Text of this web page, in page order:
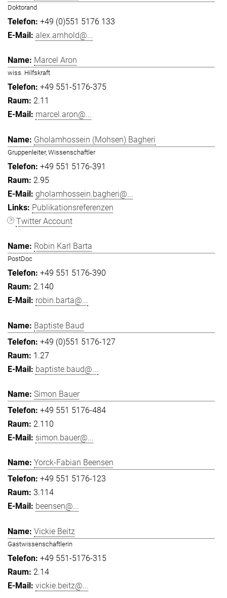
Doktorand
+49 (0)551 5176 133
alex.arnhold@...
Marcel Aron
wiss. Hilfskraft
+49 551-5176-375
2.11
marcel.aron@...
Gholamhossein (Mohsen) Bagheri
Gruppenleiter, Wissenschaftler
+49 551 5176-391
2.95
gholamhossein.bagheri@...
Publikationsreferenzen
Twitter Account
Robin Karl Barta
PostDoc
+49 551 5176-390
2.140
robin.barta@...
Baptiste Baud
+49 (0)551 5176-127
1.27
baptiste.baud@...
Simon Bauer
+49 551 5176-484
2.110
simon.bauer@...
Yorck-Fabian Beensen
+49 551 5176-123
3.114
beensen@...
Vickie Beitz
Gastwissenschaftlerin
+49 551-5176-315
2.14
vickie.beitz@...